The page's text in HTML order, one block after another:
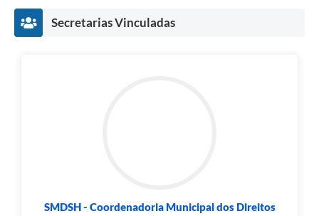
Secretarias Vinculadas
SMDSH - Coordenadoria Municipal dos Direitos